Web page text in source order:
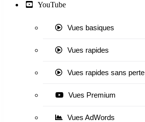
YouTube
Vues basiques
Vues rapides
Vues rapides sans perte
Vues Premium
Vues AdWords